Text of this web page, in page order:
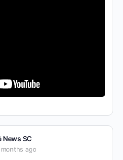
News SC
ago